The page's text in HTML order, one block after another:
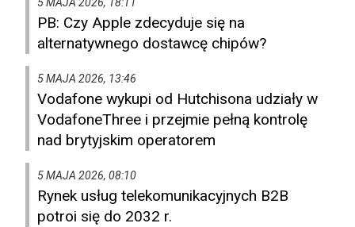
PB: Czy Apple zdecyduje się na
alternatywnego dostawcę chipów?
5 MAJA 2026, 13:46
Vodafone wykupi od Hutchisona udziały w
VodafoneThree i przejmie pełną kontrolę
nad brytyjskim operatorem
5 MAJA 2026, 08:10
Rynek usług telekomunikacyjnych B2B
potroi się do 2032 r.